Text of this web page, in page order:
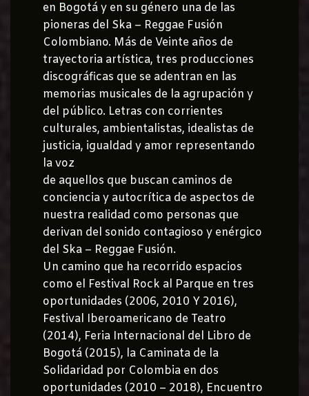
en Bogotá y en su género una de las
pioneras del Ska – Reggae Fusión
Colombiano. Más de Veinte años de
trayectoria artística, tres producciones
discográficas que se adentran en las
memorias musicales de la agrupación y
del público. Letras con corrientes
culturales, ambientalistas, idealistas de
justicia, igualdad y amor representando
la voz
de aquellos que buscan caminos de
conciencia y autocrítica de aspectos de
nuestra realidad como personas que
derivan del sonido contagioso y enérgico
del Ska – Reggae Fusión.
Un camino que ha recorrido espacios
como el Festival Rock al Parque en tres
oportunidades (2006, 2010 Y 2016),
Festival Iberoamericano de Teatro
(2014), Feria Internacional del Libro de
Bogotá (2015), la Caminata de la
Solidaridad por Colombia en dos
oportunidades (2010 – 2018), Encuentro